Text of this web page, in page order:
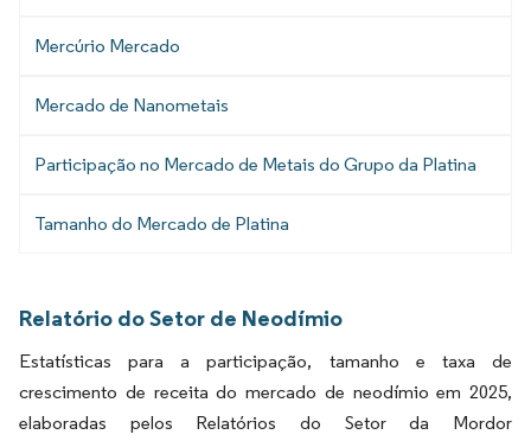
Mercúrio Mercado
Mercado de Nanometais
Participação no Mercado de Metais do Grupo da Platina
Tamanho do Mercado de Platina
Relatório do Setor de Neodímio
Estatísticas para a participação, tamanho e taxa de
crescimento de receita do mercado de neodímio em 2025,
elaboradas pelos Relatórios do Setor da Mordor